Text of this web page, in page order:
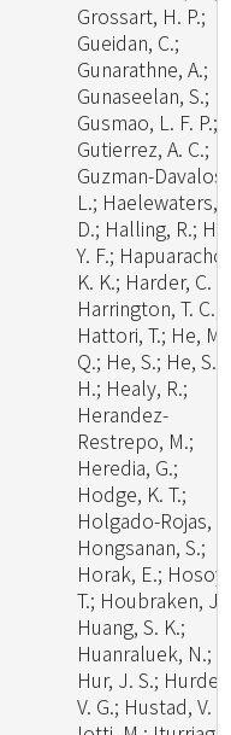
Grossart, H. P.;
Gueidan, C.;
Gunarathne, A.;
Gunaseelan, S.;
Gusmao, L. F. P.;
Gutierrez, A. C.;
Guzman-Davalos,
L.; Haelewaters,
D.; Halling, R.;
Y. F.;
K. K.; Harder, C.
Harrington, T. C.;
Hattori, T.; He, M.
Q.; He, S.; He, S.
H.; Healy, R.;
Herandez-
Restrepo, M.;
Heredia, G.;
Hodge, K. T.;
Holgado-Rojas,
Hongsanan, S.;
Horak, E.;
T.; Houbraken, J.;
Huang, S. K.;
Huanraluek, N.;
Hur, J. S.;
V. G.; Hustad, V.